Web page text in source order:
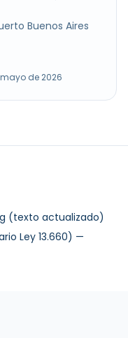
Buenos Aires
mayo de 2026
(texto actualizado)
Ley 13.660) —